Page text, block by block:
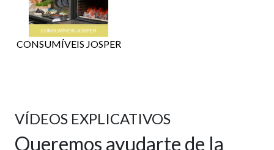
CONSUMÍVEIS JOSPER
VÍDEOS EXPLICATIVOS
Queremos ayudarte de la